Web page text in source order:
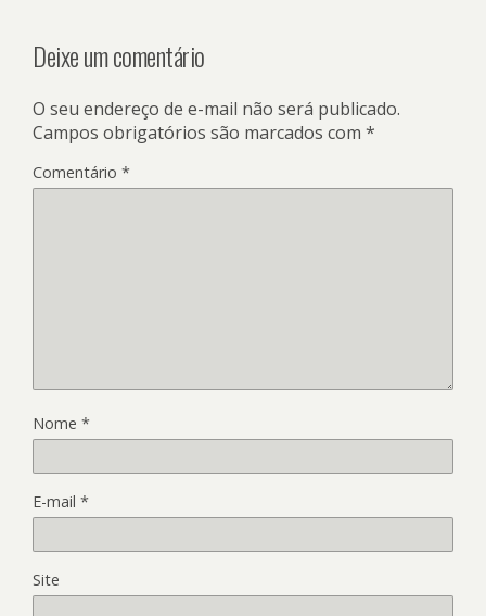
Deixe um comentário
O seu endereço de e-mail não será publicado.
Campos obrigatórios são marcados com *
Comentário *
Nome *
E-mail *
Site